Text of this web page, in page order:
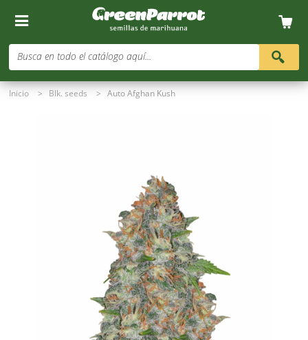
Busca en todo el catálogo aquí...
Inicio > Blk. seeds > Auto Afghan Kush